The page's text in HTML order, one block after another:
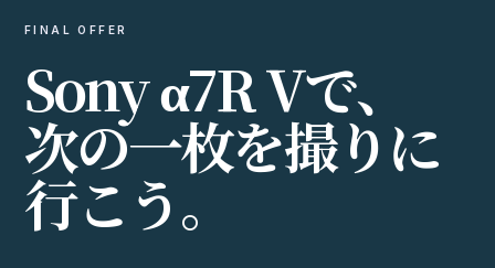
FINAL OFFER
Sonyα7RVで、
次の一枚を撮りに
行こう。